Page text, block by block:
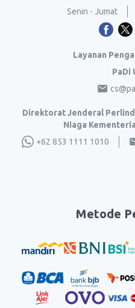
Senin - Jumat
Layanan
PaDi
Direktorat Jenderal
Niaga
+62 853 1111 1010
Metode